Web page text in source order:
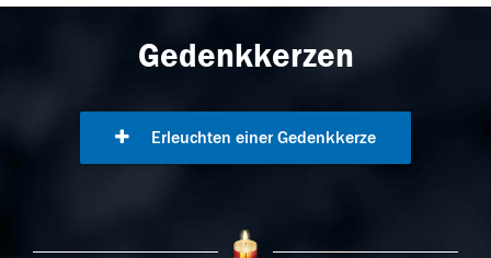
Gedenkkerzen
Erleuchten einer Gedenkkerze